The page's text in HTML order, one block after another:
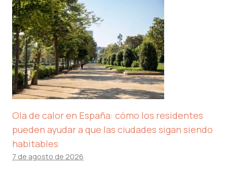
Ola de calor en España: cómo los residentes
pueden ayudar a que las ciudades sigan siendo
habitables
7 de agosto de 2026